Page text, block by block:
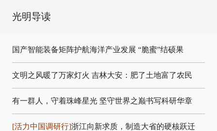
光明导读
国产智能装备矩阵护航海洋产业发展 “脆蜜”结硕果
文明之风暖了万家灯火 吉林大安：肥了土地富了农民
有一群人，守着珠峰星光 坚守世界之巅书写科研华章
[活力中国调研行]浙江向新求质，制造大省的硬核跃迁